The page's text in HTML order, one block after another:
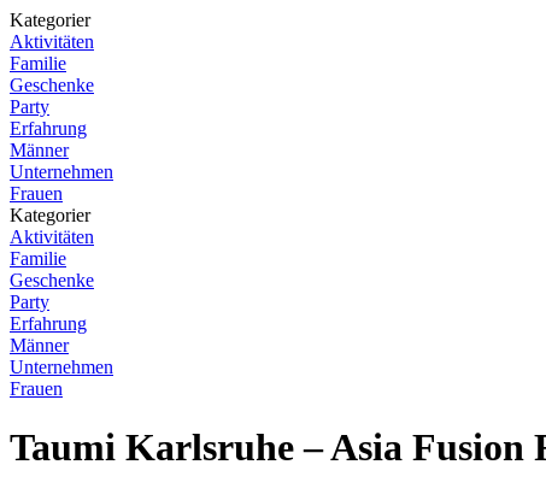
Kategorier
Aktivitäten
Familie
Geschenke
Party
Erfahrung
Männer
Unternehmen
Frauen
Kategorier
Aktivitäten
Familie
Geschenke
Party
Erfahrung
Männer
Unternehmen
Frauen
Taumi Karlsruhe – Asia Fusion